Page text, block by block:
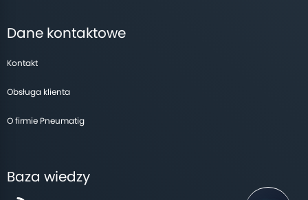
Dane kontaktowe
Kontakt
Obsługa klienta
O firmie Pneumatig
Baza wiedzy